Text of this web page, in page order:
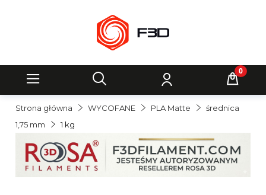
Strona główna WYCOFANE PLA Matte
średnica
1,75 mm
1 kg